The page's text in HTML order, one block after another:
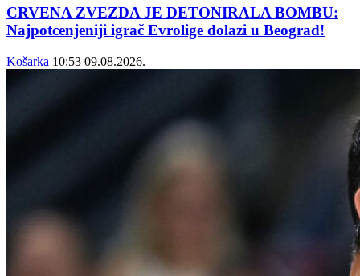
CRVENA ZVEZDA JE DETONIRALA BOMBU:
Najpotcenjeniji igrač Evrolige dolazi u Beograd!
Košarka 10:53 09.08.2026.